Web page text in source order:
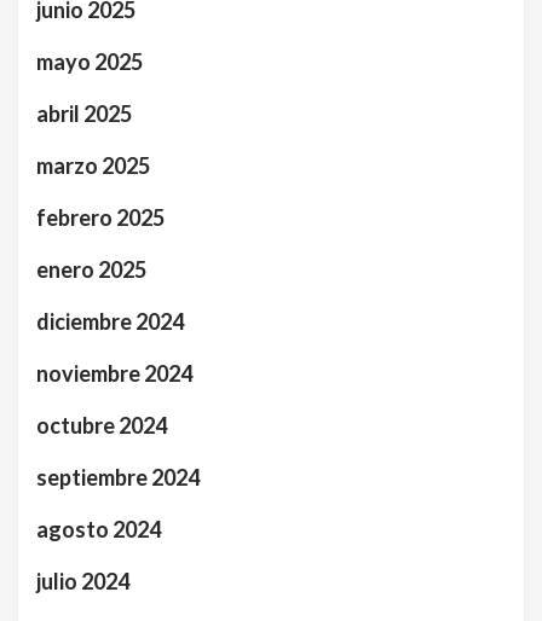
junio 2025
mayo 2025
abril 2025
marzo 2025
febrero 2025
enero 2025
diciembre 2024
noviembre 2024
octubre 2024
septiembre 2024
agosto 2024
julio 2024